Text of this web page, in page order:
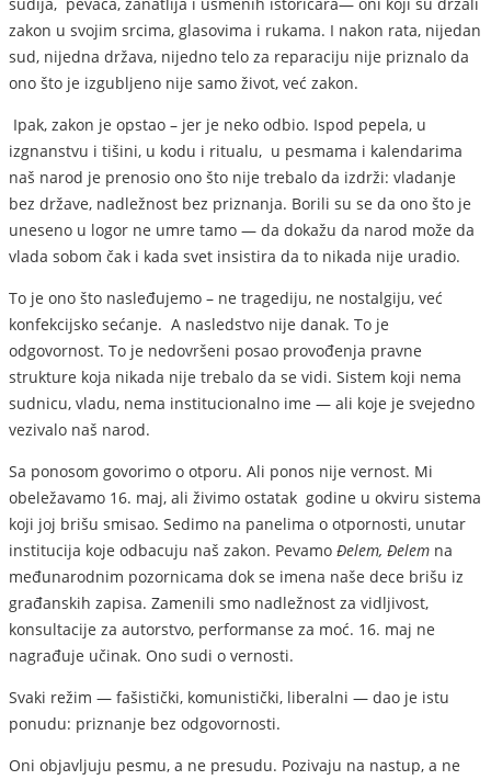
zakon u svojim srcima, glasovima i rukama. I nakon rata, nijedan
sud, nijedna država, nijedno telo za reparaciju nije priznalo da
ono što je izgubljeno nije samo život, već zakon.
Ipak, zakon je opstao – jer je neko odbio. Ispod pepela, u
izgnanstvu i tišini, u kodu i ritualu, u pesmama i kalendarima
naš narod je prenosio ono što nije trebalo da izdrži: vladanje
bez države, nadležnost bez priznanja. Borili su se da ono što je
uneseno u logor ne umre tamo — da dokažu da narod može da
vlada sobom čak i kada svet insistira da to nikada nije uradio.
To je ono što nasleđujemo – ne tragediju, ne nostalgiju, već
konfekcijsko sećanje. A nasledstvo nije danak. To je
odgovornost. To je nedovršeni posao provođenja pravne
strukture koja nikada nije trebalo da se vidi. Sistem koji nema
sudnicu, vladu, nema institucionalno ime — ali koje je svejedno
vezivalo naš narod.
Sa ponosom govorimo o otporu. Ali ponos nije vernost. Mi
obeležavamo 16. maj, ali živimo ostatak godine u okviru sistema
koji joj brišu smisao. Sedimo na panelima o otpornosti, unutar
institucija koje odbacuju naš zakon. Pevamo Đelem, Đelem na
međunarodnim pozornicama dok se imena naše dece brišu iz
građanskih zapisa. Zamenili smo nadležnost za vidljivost,
konsultacije za autorstvo, performanse za moć. 16. maj ne
nagrađuje učinak. Ono sudi o vernosti.
Svaki režim — fašistički, komunistički, liberalni — dao je istu
ponudu: priznanje bez odgovornosti.
Oni objavljuju pesmu, a ne presudu. Pozivaju na nastup, a ne